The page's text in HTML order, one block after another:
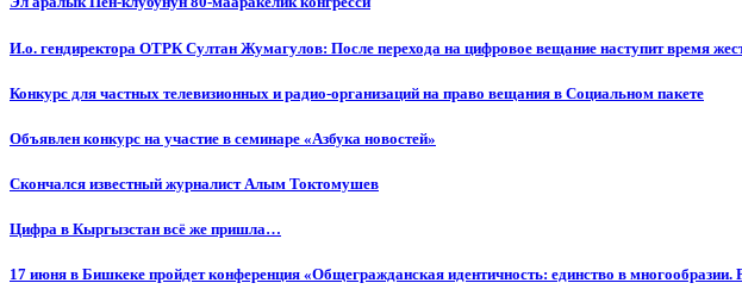
И.о. гендиректора ОТРК Султан Жумагулов: После перехода на цифровое вещание наступит время
Конкурс для частных телевизионных и радио-организаций на право вещания в Социальном пакете
Объявлен конкурс на участие в семинаре «Азбука новостей»
Cкончался известный журналист Алым Токтомушев
Цифра в Кыргызстан всё же пришла…
17 июня в Бишкеке пройдет конференция «Общегражданская идентичность: единство в